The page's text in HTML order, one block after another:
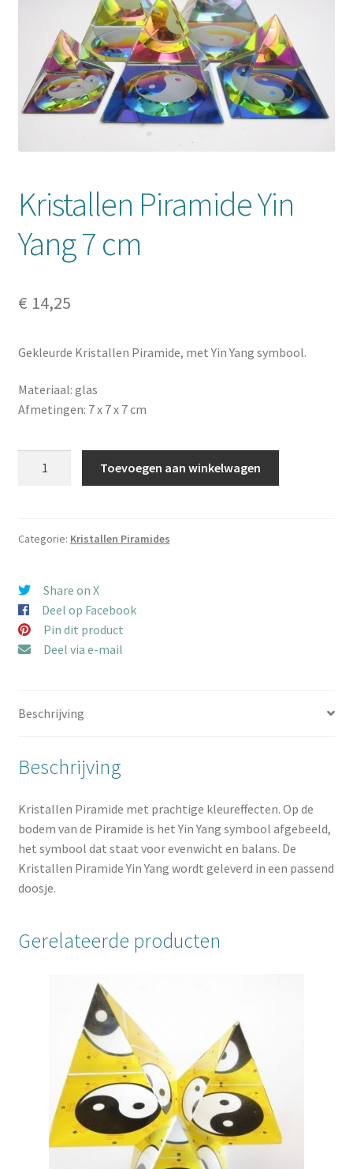
Mijn account
Kristallen Piramide Yin
Yang 7 cm
€ 14,25
Gekleurde Kristallen Piramide, met Yin Yang symbool.
Materiaal: glas
Afmetingen: 7 x 7 x 7 cm
7
Toevoegen aan winkelwagen
Categorie: Kristallen Piramides
Share on X
Deel op Facebook
Pin dit product
Deel via e-mail
Beschrijving
Beschrijving
Kristallen Piramide met prachtige kleureffecten. Op de
bodem van de Piramide is het Yin Yang symbool afgebeeld,
het symbool dat staat voor evenwicht en balans. De
Kristallen Piramide Yin Yang wordt geleverd in een passend
doosje.
Gerelateerde producten